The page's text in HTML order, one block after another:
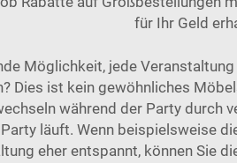
für Ihr Geld
Möglichkeit, jede
Dies ist kein gewöhnliches
während der Party
läuft. Wenn beispielsweise
eher entspannt, können Sie